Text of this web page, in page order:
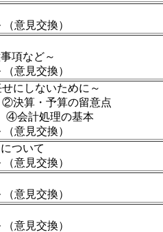
意見交換）
項など～
意見交換）
にしないために～
・予算の留意点
会計処理の基本
意見交換）
ついて
意見交換）
意見交換）
意見交換）